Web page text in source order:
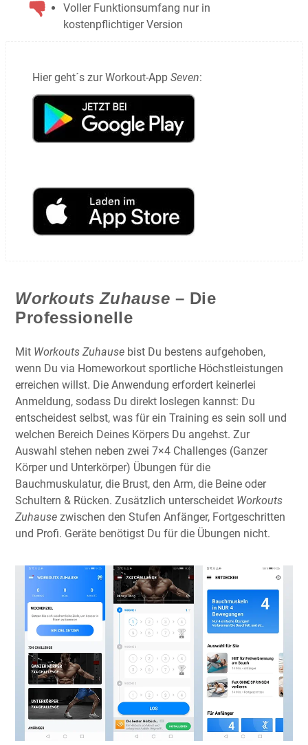
Voller Funktionsumfang nur in
kostenpflichtiger Version
Hier geht´s zur Workout-App Seven:
Workouts Zuhause – Die
Professionelle
Mit Workouts Zuhause bist Du bestens aufgehoben,
wenn Du via Homeworkout sportliche Höchstleistungen
erreichen willst. Die Anwendung erfordert keinerlei
Anmeldung, sodass Du direkt loslegen kannst: Du
entscheidest selbst, was für ein Training es sein soll und
welchen Bereich Deines Körpers Du angehst. Zur
Auswahl stehen neben zwei 7×4 Challenges (Ganzer
Körper und Unterkörper) Übungen für die
Bauchmuskulatur, die Brust, den Arm, die Beine oder
Schultern & Rücken. Zusätzlich unterscheidet Workouts
Zuhause zwischen den Stufen Anfänger, Fortgeschritten
und Profi. Geräte benötigst Du für die Übungen nicht.